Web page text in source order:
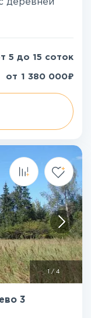
деревней
5 до 15 соток
от 1 380 000₽
1 / 4
3